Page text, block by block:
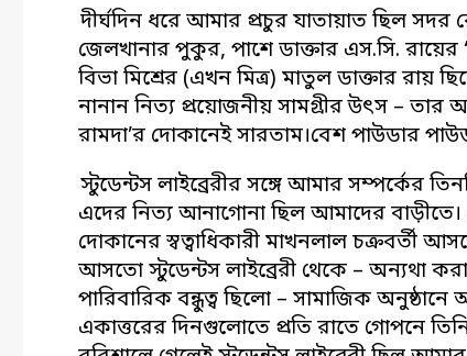
দীর্ঘদিন ধরে আমার প্রচুর যাতায়াত ছিল সদর
জেলখানার পুকুর, পাশে ডাক্তার এস.সি.
বিভা মিশ্রের (এখন মিত্র) মাতুল ডাক্তার
নানান নিত্য প্রয়োজনীয় সামগ্রীর উৎস –
রামদা’র দোকানেই সারতাম।বেশ পাউডার
স্টুডেন্টস লাইব্রেরীর সঙ্গে আমার সম্পর্কের
এদের নিত্য আনাগোনা ছিল আমাদের বাড়ীতে।
দোকানের স্বত্বাধিকারী মাখনলাল চক্রবর্তী
আসতো স্টুডেন্টস লাইব্রেরী থেকে – অন্যথা
পারিবারিক বন্ধুত্ব ছিলো – সামাজিক
একাত্তরের দিনগুলোতে প্রতি রাতে গোপনে